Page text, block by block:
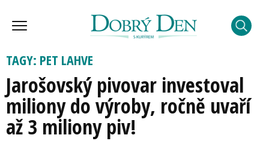
TAGY: PET LAHVE
Jarošovský pivovar investoval
miliony do výroby, ročně uvaří
až 3 miliony piv!